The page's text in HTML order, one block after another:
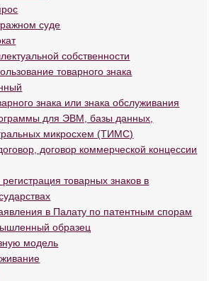
суде
собственности
товарного знака
знака или знака обслуживания
для ЭВМ, базы данных,
микросхем (ТИМС)
договор коммерческой концессии
товарных знаков в
в Палату по патентным спорам
образец
модель